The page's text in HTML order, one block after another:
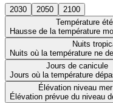
2030 2050
2100
Température été
Hausse de la température
Nuits
Nuits où la température ne
Jours de canicule
Jours où la température
Élévation niveau mer
Élévation prévue du niveau